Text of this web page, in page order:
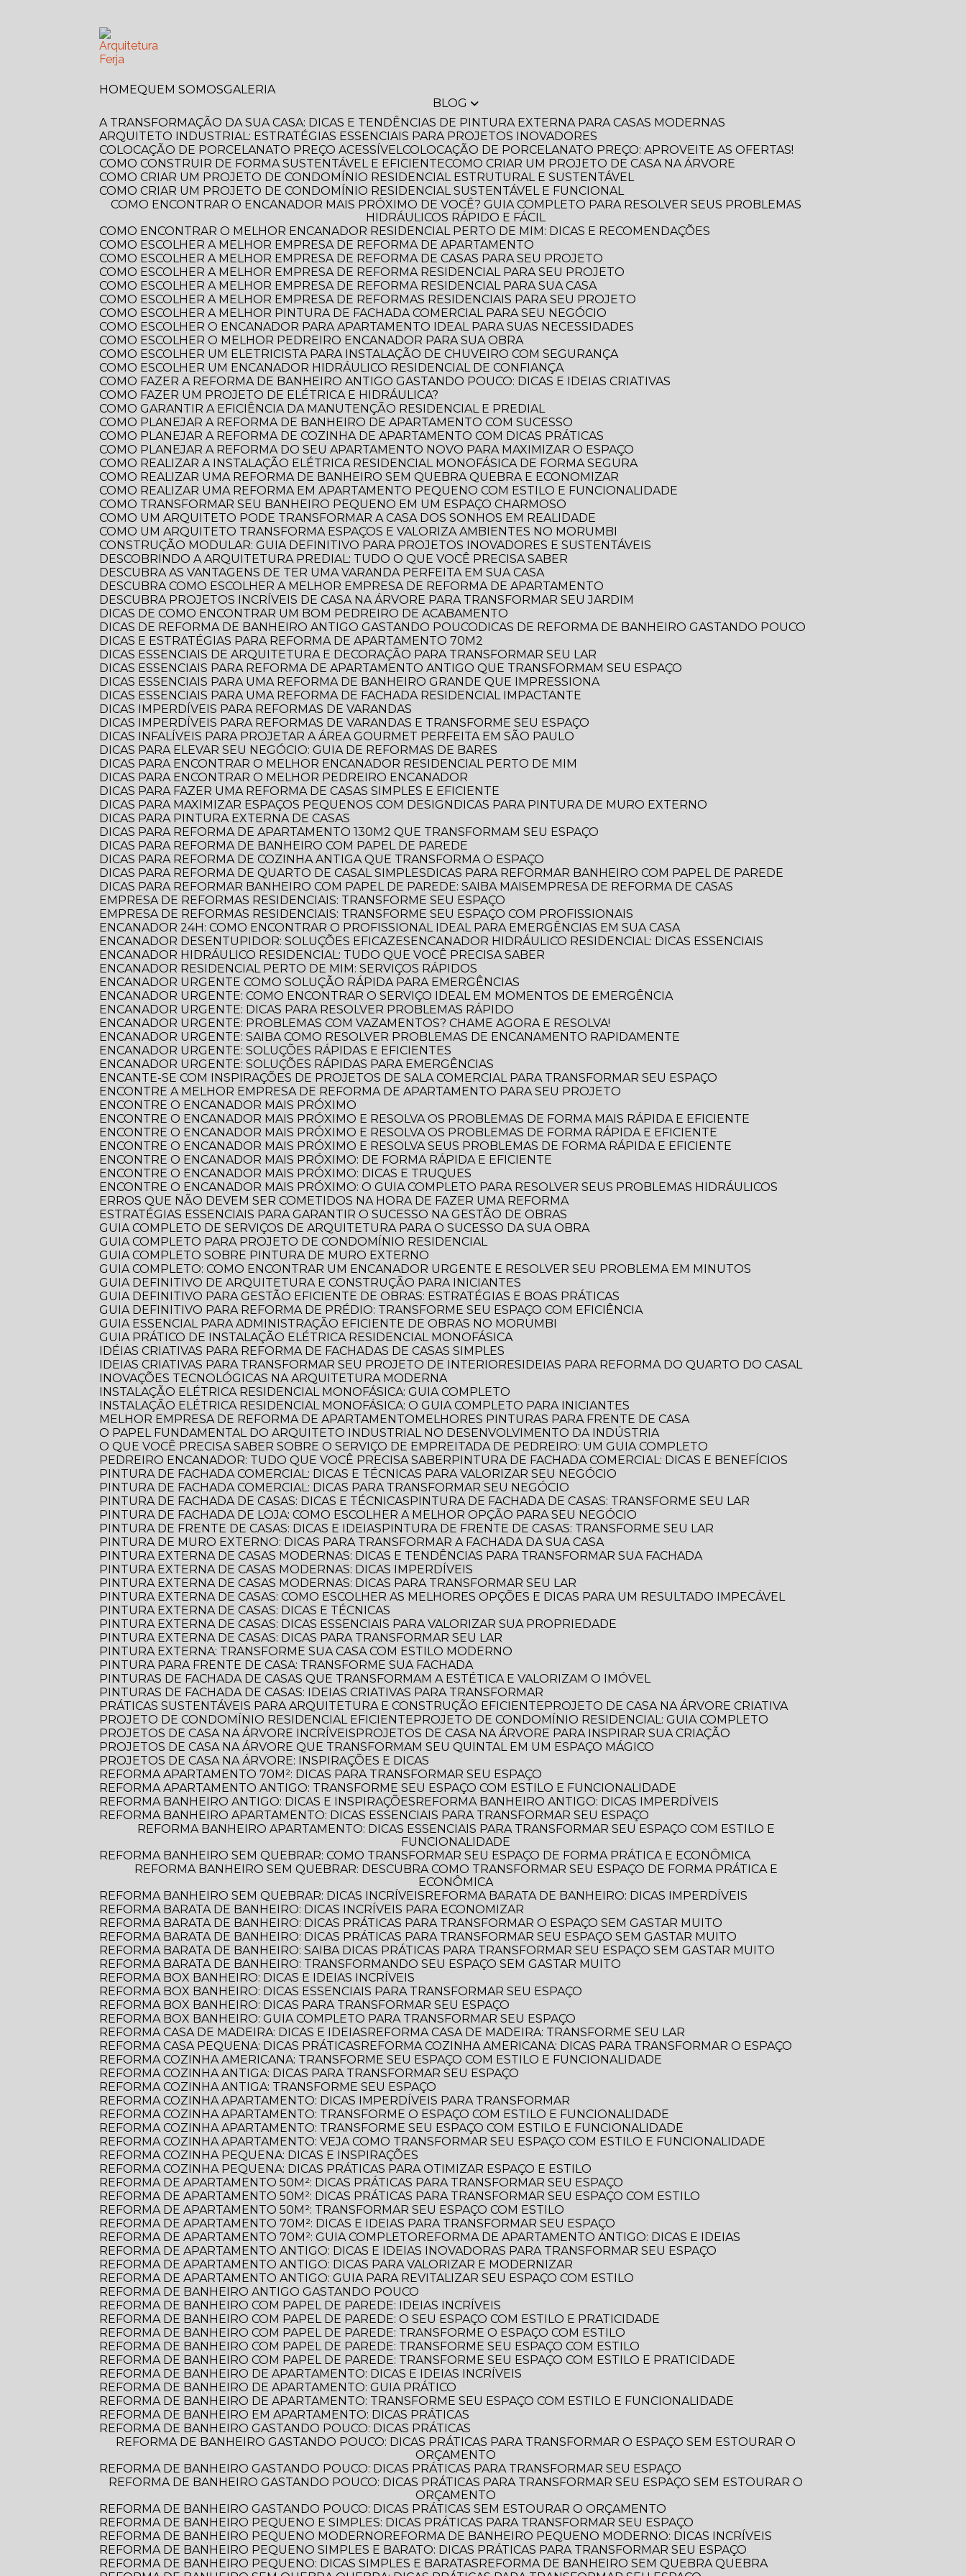
HOME QUEM SOMOS
GALERIA
BLOG
A TRANSFORMAÇÃO DA SUA CASA: DICAS E TENDÊNCIAS DE PINTURA EXTERNA PARA CASAS MODERNAS
ARQUITETO INDUSTRIAL: ESTRATÉGIAS ESSENCIAIS PARA PROJETOS INOVADORES
COLOCAÇÃO DE PORCELANATO PREÇO ACESSÍVEL COLOCAÇÃO DE PORCELANATO PREÇO: APROVEITE AS OFERTAS!
COMO CONSTRUIR DE FORMA SUSTENTÁVEL E EFICIENTE COMO CRIAR UM PROJETO DE CASA NA ÁRVORE
COMO CRIAR UM PROJETO DE CONDOMÍNIO RESIDENCIAL ESTRUTURAL E SUSTENTÁVEL
COMO CRIAR UM PROJETO DE CONDOMÍNIO RESIDENCIAL SUSTENTÁVEL E FUNCIONAL
COMO ENCONTRAR O ENCANADOR MAIS PRÓXIMO DE VOCÊ? GUIA COMPLETO PARA RESOLVER SEUS PROBLEMAS
HIDRÁULICOS RÁPIDO E FÁCIL
COMO ENCONTRAR O MELHOR ENCANADOR RESIDENCIAL PERTO DE MIM: DICAS E RECOMENDAÇÕES
COMO ESCOLHER A MELHOR EMPRESA DE REFORMA DE APARTAMENTO
COMO ESCOLHER A MELHOR EMPRESA DE REFORMA DE CASAS PARA SEU PROJETO
COMO ESCOLHER A MELHOR EMPRESA DE REFORMA RESIDENCIAL PARA SEU PROJETO
COMO ESCOLHER A MELHOR EMPRESA DE REFORMA RESIDENCIAL PARA SUA CASA
COMO ESCOLHER A MELHOR EMPRESA DE REFORMAS RESIDENCIAIS PARA SEU PROJETO
COMO ESCOLHER A MELHOR PINTURA DE FACHADA COMERCIAL PARA SEU NEGÓCIO
COMO ESCOLHER O ENCANADOR PARA APARTAMENTO IDEAL PARA SUAS NECESSIDADES
COMO ESCOLHER O MELHOR PEDREIRO ENCANADOR PARA SUA OBRA
COMO ESCOLHER UM ELETRICISTA PARA INSTALAÇÃO DE CHUVEIRO COM SEGURANÇA
COMO ESCOLHER UM ENCANADOR HIDRÁULICO RESIDENCIAL DE CONFIANÇA
COMO FAZER A REFORMA DE BANHEIRO ANTIGO GASTANDO POUCO: DICAS E IDEIAS CRIATIVAS
COMO FAZER UM PROJETO DE ELÉTRICA E HIDRÁULICA?
COMO GARANTIR A EFICIÊNCIA DA MANUTENÇÃO RESIDENCIAL E PREDIAL
COMO PLANEJAR A REFORMA DE BANHEIRO DE APARTAMENTO COM SUCESSO
COMO PLANEJAR A REFORMA DE COZINHA DE APARTAMENTO COM DICAS PRÁTICAS
COMO PLANEJAR A REFORMA DO SEU APARTAMENTO NOVO PARA MAXIMIZAR O ESPAÇO
COMO REALIZAR A INSTALAÇÃO ELÉTRICA RESIDENCIAL MONOFÁSICA DE FORMA SEGURA
COMO REALIZAR UMA REFORMA DE BANHEIRO SEM QUEBRA QUEBRA E ECONOMIZAR
COMO REALIZAR UMA REFORMA EM APARTAMENTO PEQUENO COM ESTILO E FUNCIONALIDADE
COMO TRANSFORMAR SEU BANHEIRO PEQUENO EM UM ESPAÇO CHARMOSO
COMO UM ARQUITETO PODE TRANSFORMAR A CASA DOS SONHOS EM REALIDADE
COMO UM ARQUITETO TRANSFORMA ESPAÇOS E VALORIZA AMBIENTES NO MORUMBI
CONSTRUÇÃO MODULAR: GUIA DEFINITIVO PARA PROJETOS INOVADORES E SUSTENTÁVEIS
DESCOBRINDO A ARQUITETURA PREDIAL: TUDO O QUE VOCÊ PRECISA SABER
DESCUBRA AS VANTAGENS DE TER UMA VARANDA PERFEITA EM SUA CASA
DESCUBRA COMO ESCOLHER A MELHOR EMPRESA DE REFORMA DE APARTAMENTO
DESCUBRA PROJETOS INCRÍVEIS DE CASA NA ÁRVORE PARA TRANSFORMAR SEU JARDIM
DICAS DE COMO ENCONTRAR UM BOM PEDREIRO DE ACABAMENTO
DICAS DE REFORMA DE BANHEIRO ANTIGO GASTANDO POUCO
DICAS DE REFORMA DE BANHEIRO GASTANDO POUCO
DICAS E ESTRATÉGIAS PARA REFORMA DE APARTAMENTO 70M2
DICAS ESSENCIAIS DE ARQUITETURA E DECORAÇÃO PARA TRANSFORMAR SEU LAR
DICAS ESSENCIAIS PARA REFORMA DE APARTAMENTO ANTIGO QUE TRANSFORMAM SEU ESPAÇO
DICAS ESSENCIAIS PARA UMA REFORMA DE BANHEIRO GRANDE QUE IMPRESSIONA
DICAS ESSENCIAIS PARA UMA REFORMA DE FACHADA RESIDENCIAL IMPACTANTE
DICAS IMPERDÍVEIS PARA REFORMAS DE VARANDAS
DICAS IMPERDÍVEIS PARA REFORMAS DE VARANDAS E TRANSFORME SEU ESPAÇO
DICAS INFALÍVEIS PARA PROJETAR A ÁREA GOURMET PERFEITA EM SÃO PAULO
DICAS PARA ELEVAR SEU NEGÓCIO: GUIA DE REFORMAS DE BARES
DICAS PARA ENCONTRAR O MELHOR ENCANADOR RESIDENCIAL PERTO DE MIM
DICAS PARA ENCONTRAR O MELHOR PEDREIRO ENCANADOR
DICAS PARA FAZER UMA REFORMA DE CASAS SIMPLES E EFICIENTE
DICAS PARA MAXIMIZAR ESPAÇOS PEQUENOS COM DESIGN
DICAS PARA PINTURA DE MURO EXTERNO
DICAS PARA PINTURA EXTERNA DE CASAS
DICAS PARA REFORMA DE APARTAMENTO 130M2 QUE TRANSFORMAM SEU ESPAÇO
DICAS PARA REFORMA DE BANHEIRO COM PAPEL DE PAREDE
DICAS PARA REFORMA DE COZINHA ANTIGA QUE TRANSFORMA O ESPAÇO
DICAS PARA REFORMA DE QUARTO DE CASAL SIMPLES
DICAS PARA REFORMAR BANHEIRO COM PAPEL DE PAREDE
DICAS PARA REFORMAR BANHEIRO COM PAPEL DE PAREDE: SAIBA MAIS
EMPRESA DE REFORMA DE CASAS
EMPRESA DE REFORMAS RESIDENCIAIS: TRANSFORME SEU ESPAÇO
EMPRESA DE REFORMAS RESIDENCIAIS: TRANSFORME SEU ESPAÇO COM PROFISSIONAIS
ENCANADOR 24H: COMO ENCONTRAR O PROFISSIONAL IDEAL PARA EMERGÊNCIAS EM SUA CASA
ENCANADOR DESENTUPIDOR: SOLUÇÕES EFICAZES
ENCANADOR HIDRÁULICO RESIDENCIAL: DICAS ESSENCIAIS
ENCANADOR HIDRÁULICO RESIDENCIAL: TUDO QUE VOCÊ PRECISA SABER
ENCANADOR RESIDENCIAL PERTO DE MIM: SERVIÇOS RÁPIDOS
ENCANADOR URGENTE COMO SOLUÇÃO RÁPIDA PARA EMERGÊNCIAS
ENCANADOR URGENTE: COMO ENCONTRAR O SERVIÇO IDEAL EM MOMENTOS DE EMERGÊNCIA
ENCANADOR URGENTE: DICAS PARA RESOLVER PROBLEMAS RÁPIDO
ENCANADOR URGENTE: PROBLEMAS COM VAZAMENTOS? CHAME AGORA E RESOLVA!
ENCANADOR URGENTE: SAIBA COMO RESOLVER PROBLEMAS DE ENCANAMENTO RAPIDAMENTE
ENCANADOR URGENTE: SOLUÇÕES RÁPIDAS E EFICIENTES
ENCANADOR URGENTE: SOLUÇÕES RÁPIDAS PARA EMERGÊNCIAS
ENCANTE-SE COM INSPIRAÇÕES DE PROJETOS DE SALA COMERCIAL PARA TRANSFORMAR SEU ESPAÇO
ENCONTRE A MELHOR EMPRESA DE REFORMA DE APARTAMENTO PARA SEU PROJETO
ENCONTRE O ENCANADOR MAIS PRÓXIMO
ENCONTRE O ENCANADOR MAIS PRÓXIMO E RESOLVA OS PROBLEMAS DE FORMA MAIS RÁPIDA E EFICIENTE
ENCONTRE O ENCANADOR MAIS PRÓXIMO E RESOLVA OS PROBLEMAS DE FORMA RÁPIDA E EFICIENTE
ENCONTRE O ENCANADOR MAIS PRÓXIMO E RESOLVA SEUS PROBLEMAS DE FORMA RÁPIDA E EFICIENTE
ENCONTRE O ENCANADOR MAIS PRÓXIMO: DE FORMA RÁPIDA E EFICIENTE
ENCONTRE O ENCANADOR MAIS PRÓXIMO: DICAS E TRUQUES
ENCONTRE O ENCANADOR MAIS PRÓXIMO: O GUIA COMPLETO PARA RESOLVER SEUS PROBLEMAS HIDRÁULICOS
ERROS QUE NÃO DEVEM SER COMETIDOS NA HORA DE FAZER UMA REFORMA
ESTRATÉGIAS ESSENCIAIS PARA GARANTIR O SUCESSO NA GESTÃO DE OBRAS
GUIA COMPLETO DE SERVIÇOS DE ARQUITETURA PARA O SUCESSO DA SUA OBRA
GUIA COMPLETO PARA PROJETO DE CONDOMÍNIO RESIDENCIAL
GUIA COMPLETO SOBRE PINTURA DE MURO EXTERNO
GUIA COMPLETO: COMO ENCONTRAR UM ENCANADOR URGENTE E RESOLVER SEU PROBLEMA EM MINUTOS
GUIA DEFINITIVO DE ARQUITETURA E CONSTRUÇÃO PARA INICIANTES
GUIA DEFINITIVO PARA GESTÃO EFICIENTE DE OBRAS: ESTRATÉGIAS E BOAS PRÁTICAS
GUIA DEFINITIVO PARA REFORMA DE PRÉDIO: TRANSFORME SEU ESPAÇO COM EFICIÊNCIA
GUIA ESSENCIAL PARA ADMINISTRAÇÃO EFICIENTE DE OBRAS NO MORUMBI
GUIA PRÁTICO DE INSTALAÇÃO ELÉTRICA RESIDENCIAL MONOFÁSICA
IDÉIAS CRIATIVAS PARA REFORMA DE FACHADAS DE CASAS SIMPLES
IDEIAS CRIATIVAS PARA TRANSFORMAR SEU PROJETO DE INTERIORES IDEIAS PARA REFORMA DO QUARTO DO CASAL
INOVAÇÕES TECNOLÓGICAS NA ARQUITETURA MODERNA
INSTALAÇÃO ELÉTRICA RESIDENCIAL MONOFÁSICA: GUIA COMPLETO
INSTALAÇÃO ELÉTRICA RESIDENCIAL MONOFÁSICA: O GUIA COMPLETO PARA INICIANTES
MELHOR EMPRESA DE REFORMA DE APARTAMENTO
MELHORES PINTURAS PARA FRENTE DE CASA
O PAPEL FUNDAMENTAL DO ARQUITETO INDUSTRIAL NO DESENVOLVIMENTO DA INDÚSTRIA
O QUE VOCÊ PRECISA SABER SOBRE O SERVIÇO DE EMPREITADA DE PEDREIRO: UM GUIA COMPLETO
PEDREIRO ENCANADOR: TUDO QUE VOCÊ PRECISA SABER
PINTURA DE FACHADA COMERCIAL: DICAS E BENEFÍCIOS
PINTURA DE FACHADA COMERCIAL: DICAS E TÉCNICAS PARA VALORIZAR SEU NEGÓCIO
PINTURA DE FACHADA COMERCIAL: DICAS PARA TRANSFORMAR SEU NEGÓCIO
PINTURA DE FACHADA DE CASAS: DICAS E TÉCNICAS
PINTURA DE FACHADA DE CASAS: TRANSFORME SEU LAR
PINTURA DE FACHADA DE LOJA: COMO ESCOLHER A MELHOR OPÇÃO PARA SEU NEGÓCIO
PINTURA DE FRENTE DE CASAS: DICAS E IDEIAS
PINTURA DE FRENTE DE CASAS: TRANSFORME SEU LAR
PINTURA DE MURO EXTERNO: DICAS PARA TRANSFORMAR A FACHADA DA SUA CASA
PINTURA EXTERNA DE CASAS MODERNAS: DICAS E TENDÊNCIAS PARA TRANSFORMAR SUA FACHADA
PINTURA EXTERNA DE CASAS MODERNAS: DICAS IMPERDÍVEIS
PINTURA EXTERNA DE CASAS MODERNAS: DICAS PARA TRANSFORMAR SEU LAR
PINTURA EXTERNA DE CASAS: COMO ESCOLHER AS MELHORES OPÇÕES E DICAS PARA UM RESULTADO IMPECÁVEL
PINTURA EXTERNA DE CASAS: DICAS E TÉCNICAS
PINTURA EXTERNA DE CASAS: DICAS ESSENCIAIS PARA VALORIZAR SUA PROPRIEDADE
PINTURA EXTERNA DE CASAS: DICAS PARA TRANSFORMAR SEU LAR
PINTURA EXTERNA: TRANSFORME SUA CASA COM ESTILO MODERNO
PINTURA PARA FRENTE DE CASA: TRANSFORME SUA FACHADA
PINTURAS DE FACHADA DE CASAS QUE TRANSFORMAM A ESTÉTICA E VALORIZAM O IMÓVEL
PINTURAS DE FACHADA DE CASAS: IDEIAS CRIATIVAS PARA TRANSFORMAR
PRÁTICAS SUSTENTÁVEIS PARA ARQUITETURA E CONSTRUÇÃO EFICIENTE
PROJETO DE CASA NA ÁRVORE CRIATIVA
PROJETO DE CONDOMÍNIO RESIDENCIAL EFICIENTE
PROJETO DE CONDOMÍNIO RESIDENCIAL: GUIA COMPLETO
PROJETOS DE CASA NA ÁRVORE INCRÍVEIS
PROJETOS DE CASA NA ÁRVORE PARA INSPIRAR SUA CRIAÇÃO
PROJETOS DE CASA NA ÁRVORE QUE TRANSFORMAM SEU QUINTAL EM UM ESPAÇO MÁGICO
PROJETOS DE CASA NA ÁRVORE: INSPIRAÇÕES E DICAS
REFORMA APARTAMENTO 70M²: DICAS PARA TRANSFORMAR SEU ESPAÇO
REFORMA APARTAMENTO ANTIGO: TRANSFORME SEU ESPAÇO COM ESTILO E FUNCIONALIDADE
REFORMA BANHEIRO ANTIGO: DICAS E INSPIRAÇÕES
REFORMA BANHEIRO ANTIGO: DICAS IMPERDÍVEIS
REFORMA BANHEIRO APARTAMENTO: DICAS ESSENCIAIS PARA TRANSFORMAR SEU ESPAÇO
REFORMA BANHEIRO APARTAMENTO: DICAS ESSENCIAIS PARA TRANSFORMAR SEU ESPAÇO COM ESTILO E
FUNCIONALIDADE
REFORMA BANHEIRO SEM QUEBRAR: COMO TRANSFORMAR SEU ESPAÇO DE FORMA PRÁTICA E ECONÔMICA
REFORMA BANHEIRO SEM QUEBRAR: DESCUBRA COMO TRANSFORMAR SEU ESPAÇO DE FORMA PRÁTICA E
ECONÔMICA
REFORMA BANHEIRO SEM QUEBRAR: DICAS INCRÍVEIS
REFORMA BARATA DE BANHEIRO: DICAS IMPERDÍVEIS
REFORMA BARATA DE BANHEIRO: DICAS INCRÍVEIS PARA ECONOMIZAR
REFORMA BARATA DE BANHEIRO: DICAS PRÁTICAS PARA TRANSFORMAR O ESPAÇO SEM GASTAR MUITO
REFORMA BARATA DE BANHEIRO: DICAS PRÁTICAS PARA TRANSFORMAR SEU ESPAÇO SEM GASTAR MUITO
REFORMA BARATA DE BANHEIRO: SAIBA DICAS PRÁTICAS PARA TRANSFORMAR SEU ESPAÇO SEM GASTAR MUITO
REFORMA BARATA DE BANHEIRO: TRANSFORMANDO SEU ESPAÇO SEM GASTAR MUITO
REFORMA BOX BANHEIRO: DICAS E IDEIAS INCRÍVEIS
REFORMA BOX BANHEIRO: DICAS ESSENCIAIS PARA TRANSFORMAR SEU ESPAÇO
REFORMA BOX BANHEIRO: DICAS PARA TRANSFORMAR SEU ESPAÇO
REFORMA BOX BANHEIRO: GUIA COMPLETO PARA TRANSFORMAR SEU ESPAÇO
REFORMA CASA DE MADEIRA: DICAS E IDEIAS
REFORMA CASA DE MADEIRA: TRANSFORME SEU LAR
REFORMA CASA PEQUENA: DICAS PRÁTICAS
REFORMA COZINHA AMERICANA: DICAS PARA TRANSFORMAR O ESPAÇO
REFORMA COZINHA AMERICANA: TRANSFORME SEU ESPAÇO COM ESTILO E FUNCIONALIDADE
REFORMA COZINHA ANTIGA: DICAS PARA TRANSFORMAR SEU ESPAÇO
REFORMA COZINHA ANTIGA: TRANSFORME SEU ESPAÇO
REFORMA COZINHA APARTAMENTO: DICAS IMPERDÍVEIS PARA TRANSFORMAR
REFORMA COZINHA APARTAMENTO: TRANSFORME O ESPAÇO COM ESTILO E FUNCIONALIDADE
REFORMA COZINHA APARTAMENTO: TRANSFORME SEU ESPAÇO COM ESTILO E FUNCIONALIDADE
REFORMA COZINHA APARTAMENTO: VEJA COMO TRANSFORMAR SEU ESPAÇO COM ESTILO E FUNCIONALIDADE
REFORMA COZINHA PEQUENA: DICAS E INSPIRAÇÕES
REFORMA COZINHA PEQUENA: DICAS PRÁTICAS PARA OTIMIZAR ESPAÇO E ESTILO
REFORMA DE APARTAMENTO 50M²: DICAS PRÁTICAS PARA TRANSFORMAR SEU ESPAÇO
REFORMA DE APARTAMENTO 50M²: DICAS PRÁTICAS PARA TRANSFORMAR SEU ESPAÇO COM ESTILO
REFORMA DE APARTAMENTO 50M²: TRANSFORMAR SEU ESPAÇO COM ESTILO
REFORMA DE APARTAMENTO 70M²: DICAS E IDEIAS PARA TRANSFORMAR SEU ESPAÇO
REFORMA DE APARTAMENTO 70M²: GUIA COMPLETO
REFORMA DE APARTAMENTO ANTIGO: DICAS E IDEIAS
REFORMA DE APARTAMENTO ANTIGO: DICAS E IDEIAS INOVADORAS PARA TRANSFORMAR SEU ESPAÇO
REFORMA DE APARTAMENTO ANTIGO: DICAS PARA VALORIZAR E MODERNIZAR
REFORMA DE APARTAMENTO ANTIGO: GUIA PARA REVITALIZAR SEU ESPAÇO COM ESTILO
REFORMA DE BANHEIRO ANTIGO GASTANDO POUCO
REFORMA DE BANHEIRO COM PAPEL DE PAREDE: IDEIAS INCRÍVEIS
REFORMA DE BANHEIRO COM PAPEL DE PAREDE: O SEU ESPAÇO COM ESTILO E PRATICIDADE
REFORMA DE BANHEIRO COM PAPEL DE PAREDE: TRANSFORME O ESPAÇO COM ESTILO
REFORMA DE BANHEIRO COM PAPEL DE PAREDE: TRANSFORME SEU ESPAÇO COM ESTILO
REFORMA DE BANHEIRO COM PAPEL DE PAREDE: TRANSFORME SEU ESPAÇO COM ESTILO E PRATICIDADE
REFORMA DE BANHEIRO DE APARTAMENTO: DICAS E IDEIAS INCRÍVEIS
REFORMA DE BANHEIRO DE APARTAMENTO: GUIA PRÁTICO
REFORMA DE BANHEIRO DE APARTAMENTO: TRANSFORME SEU ESPAÇO COM ESTILO E FUNCIONALIDADE
REFORMA DE BANHEIRO EM APARTAMENTO: DICAS PRÁTICAS
REFORMA DE BANHEIRO GASTANDO POUCO: DICAS PRÁTICAS
REFORMA DE BANHEIRO GASTANDO POUCO: DICAS PRÁTICAS PARA TRANSFORMAR O ESPAÇO SEM ESTOURAR O
ORÇAMENTO
REFORMA DE BANHEIRO GASTANDO POUCO: DICAS PRÁTICAS PARA TRANSFORMAR SEU ESPAÇO
REFORMA DE BANHEIRO GASTANDO POUCO: DICAS PRÁTICAS PARA TRANSFORMAR SEU ESPAÇO SEM ESTOURAR O
ORÇAMENTO
REFORMA DE BANHEIRO GASTANDO POUCO: DICAS PRÁTICAS SEM ESTOURAR O ORÇAMENTO
REFORMA DE BANHEIRO PEQUENO E SIMPLES: DICAS PRÁTICAS PARA TRANSFORMAR SEU ESPAÇO
REFORMA DE BANHEIRO PEQUENO MODERNO
REFORMA DE BANHEIRO PEQUENO MODERNO: DICAS INCRÍVEIS
REFORMA DE BANHEIRO PEQUENO SIMPLES E BARATO: DICAS PRÁTICAS PARA TRANSFORMAR SEU ESPAÇO
REFORMA DE BANHEIRO PEQUENO: DICAS SIMPLES E BARATAS
REFORMA DE BANHEIRO SEM QUEBRA QUEBRA